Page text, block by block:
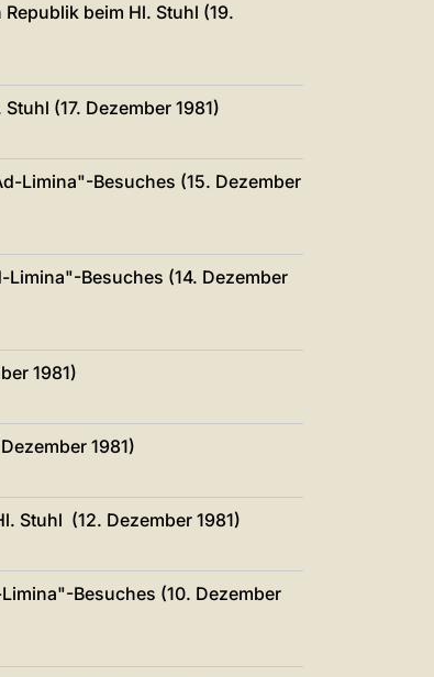
beim Hl. Stuhl (19.
(17. Dezember 1981)
Limina"-Besuches (15. Dezember
Besuches (14. Dezember
1981)
1981)
Stuhl (12. Dezember 1981)
Besuches (10. Dezember